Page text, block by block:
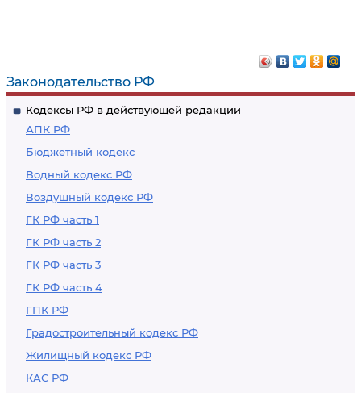
Законодательство РФ
Кодексы РФ в действующей редакции
АПК РФ
Бюджетный кодекс
Водный кодекс РФ
Воздушный кодекс РФ
ГК РФ часть 1
ГК РФ часть 2
ГК РФ часть 3
ГК РФ часть 4
ГПК РФ
Градостроительный кодекс РФ
Жилищный кодекс РФ
КАС РФ